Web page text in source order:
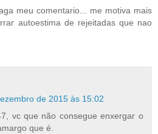
meu comentario... me motiva mais
autoestima de rejeitadas que nao
de 2015 às 15:02
vc que não consegue enxergar o
que é.